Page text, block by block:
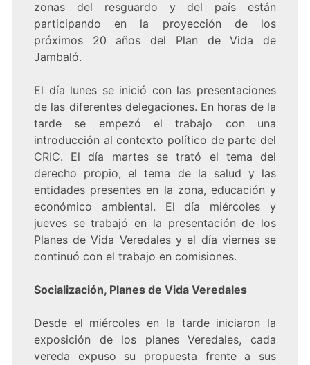
zonas del resguardo y del país están
participando en la proyección de los
próximos 20 años del Plan de Vida de
Jambaló.
El día lunes se inició con las presentaciones
de las diferentes delegaciones. En horas de la
tarde se empezó el trabajo con una
introducción al contexto político de parte del
CRIC. El día martes se trató el tema del
derecho propio, el tema de la salud y las
entidades presentes en la zona, educación y
económico ambiental. El día miércoles y
jueves se trabajó en la presentación de los
Planes de Vida Veredales y el día viernes se
continuó con el trabajo en comisiones.
Socialización, Planes de Vida Veredales
Desde el miércoles en la tarde iniciaron la
exposición de los planes Veredales, cada
vereda expuso su propuesta frente a sus